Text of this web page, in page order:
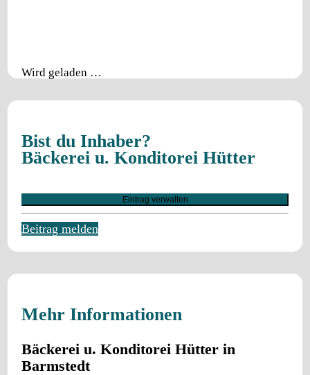
Wird geladen …
Bist du Inhaber?
Bäckerei u. Konditorei Hütter
Eintrag verwalten
Beitrag melden
Mehr Informationen
Bäckerei u. Konditorei Hütter in
Barmstedt